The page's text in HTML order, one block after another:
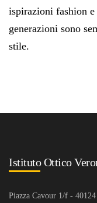
ispirazioni fashion
generazioni sono
stile.
Istituto Ottico
Piazza Cavour 1/f -